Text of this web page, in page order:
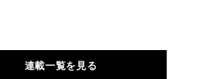
連載一覧を見る